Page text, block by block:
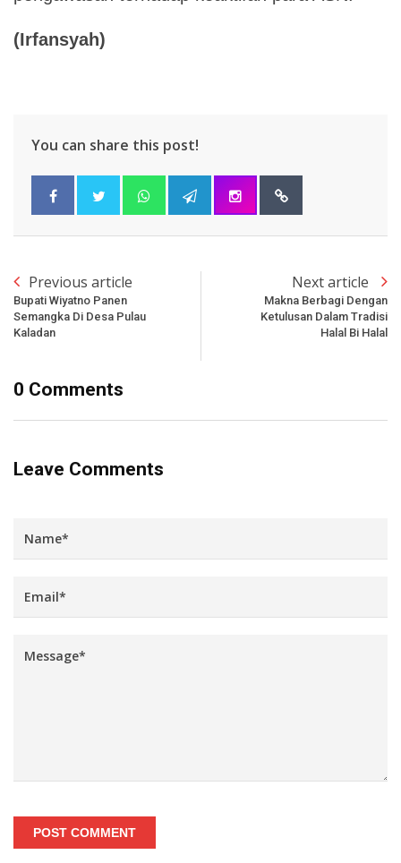
(Irfansyah)
You can share this post!
Previous article
Bupati Wiyatno Panen
Semangka Di Desa Pulau
Kaladan
Next article
Makna Berbagi Dengan
Ketulusan Dalam Tradisi
Halal Bi Halal
0 Comments
Leave Comments
POST COMMENT